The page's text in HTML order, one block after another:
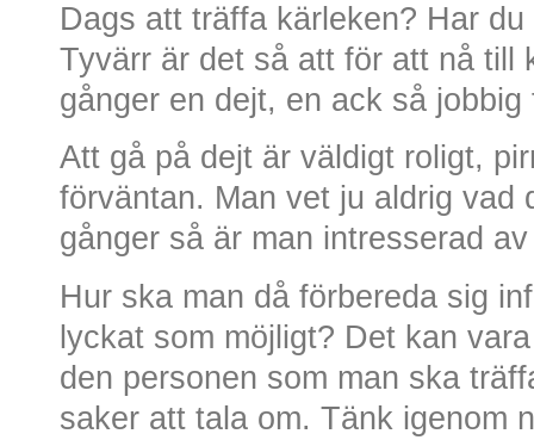
Dags att träffa kärleken? Har
Tyvärr är det så att för att nå till
gånger en dejt, en ack så jobbig
Att gå på dejt är väldigt roligt,
förväntan. Man vet ju aldrig vad
gånger så är man intresserad
Hur ska man då förbereda sig
lyckat som möjligt? Det kan
den personen som man ska
saker att tala om. Tänk igenom